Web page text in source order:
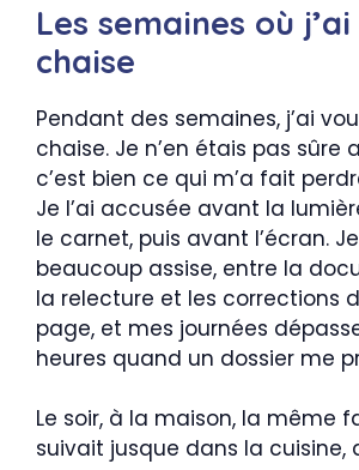
Les semaines où
chaise
Pendant des semaines, j’ai
chaise. Je n’en étais pas sûre
c’est bien ce qui m’a fait
Je l’ai accusée avant la
le carnet, puis avant l’écran.
beaucoup assise, entre la
la relecture et les corrections
page, et mes journées
heures quand un dossier me
Le soir, à la maison, la même
suivait jusque dans la cuisine,